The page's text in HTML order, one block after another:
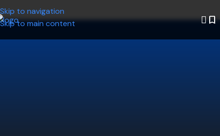
Skip to navigation
Skip to main content